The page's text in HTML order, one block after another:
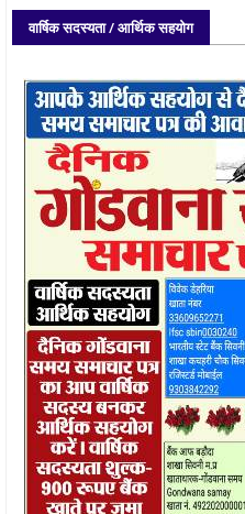
वार्षिक सदस्यता / आर्थिक सहयोग